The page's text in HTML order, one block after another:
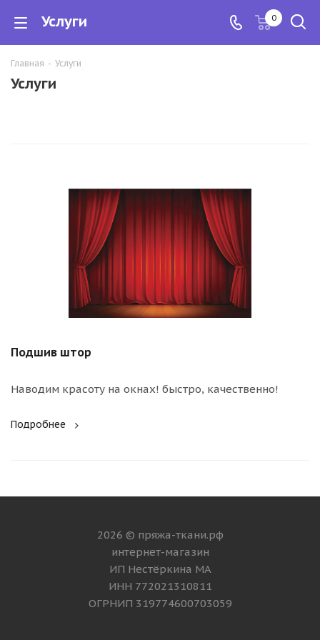
Услуги 0
Главная - Услуги
Услуги
Подшив штор
Наводим красоту на окнах! быстро, качественно!
Подробнее
2026 © пряжа-ткани.рф
интернет-магазин
ИП Нестёркина МА
ИНН 772021310811
ОГРНИП 319774600703059